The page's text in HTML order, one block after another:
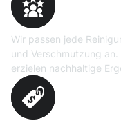
Wir passen jede
und Verschmutzung
erzielen nachhaltige